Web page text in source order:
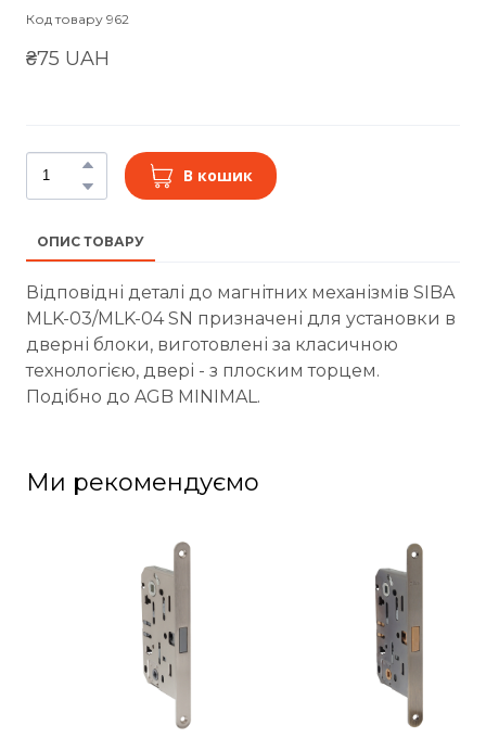
Код товару 962
₴75 UAH
В кошик
ОПИС ТОВАРУ
Відповідні деталі до магнітних механізмів SIBA
MLK-03/MLK-04 SN призначені для установки в
дверні блоки, виготовлені за класичною
технологією, двері - з плоским торцем.
Подібно до AGB MINIMAL.
Ми рекомендуємо